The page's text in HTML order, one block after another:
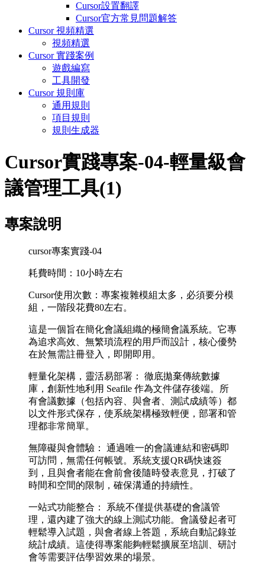
Cursor設置翻譯
Cursor官方常見問題解答
Cursor 視頻精選
視頻精選
Cursor 實踐案例
遊戲編寫
工具開發
Cursor 規則庫
通用規則
項目規則
規則生成器
Cursor實踐專案-04-輕量級會
議管理工具(1)
專案說明
cursor專案實踐-04
耗費時間：10小時左右
Cursor使用次數：專案複雜模組太多，必須要分模
組，一階段花費80左右。
這是一個旨在簡化會議組織的極簡會議系統。它專
為追求高效、無繁瑣流程的用戶而設計，核心優勢
在於無需註冊登入，即開即用。
輕量化架構，靈活易部署： 徹底拋棄傳統數據
庫，創新性地利用 Seafile 作為文件儲存後端。所
有會議數據（包括內容、與會者、測試成績等）都
以文件形式保存，使系統架構極致輕便，部署和管
理都非常簡單。
無障礙與會體驗： 通過唯一的會議連結和密碼即
可訪問，無需任何帳號。系統支援QR碼快速簽
到，且與會者能在會前會後隨時發表意見，打破了
時間和空間的限制，確保溝通的持續性。
一站式功能整合： 系統不僅提供基礎的會議管
理，還內建了強大的線上測試功能。會議發起者可
輕鬆導入試題，與會者線上答題，系統自動記錄並
統計成績。這使得專案能夠輕鬆擴展至培訓、研討
會等需要評估學習效果的場景。